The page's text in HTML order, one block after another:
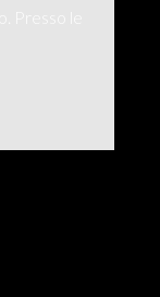
Presso le